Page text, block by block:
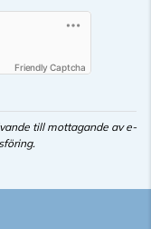
Friendly Captcha
till mottagande av e-